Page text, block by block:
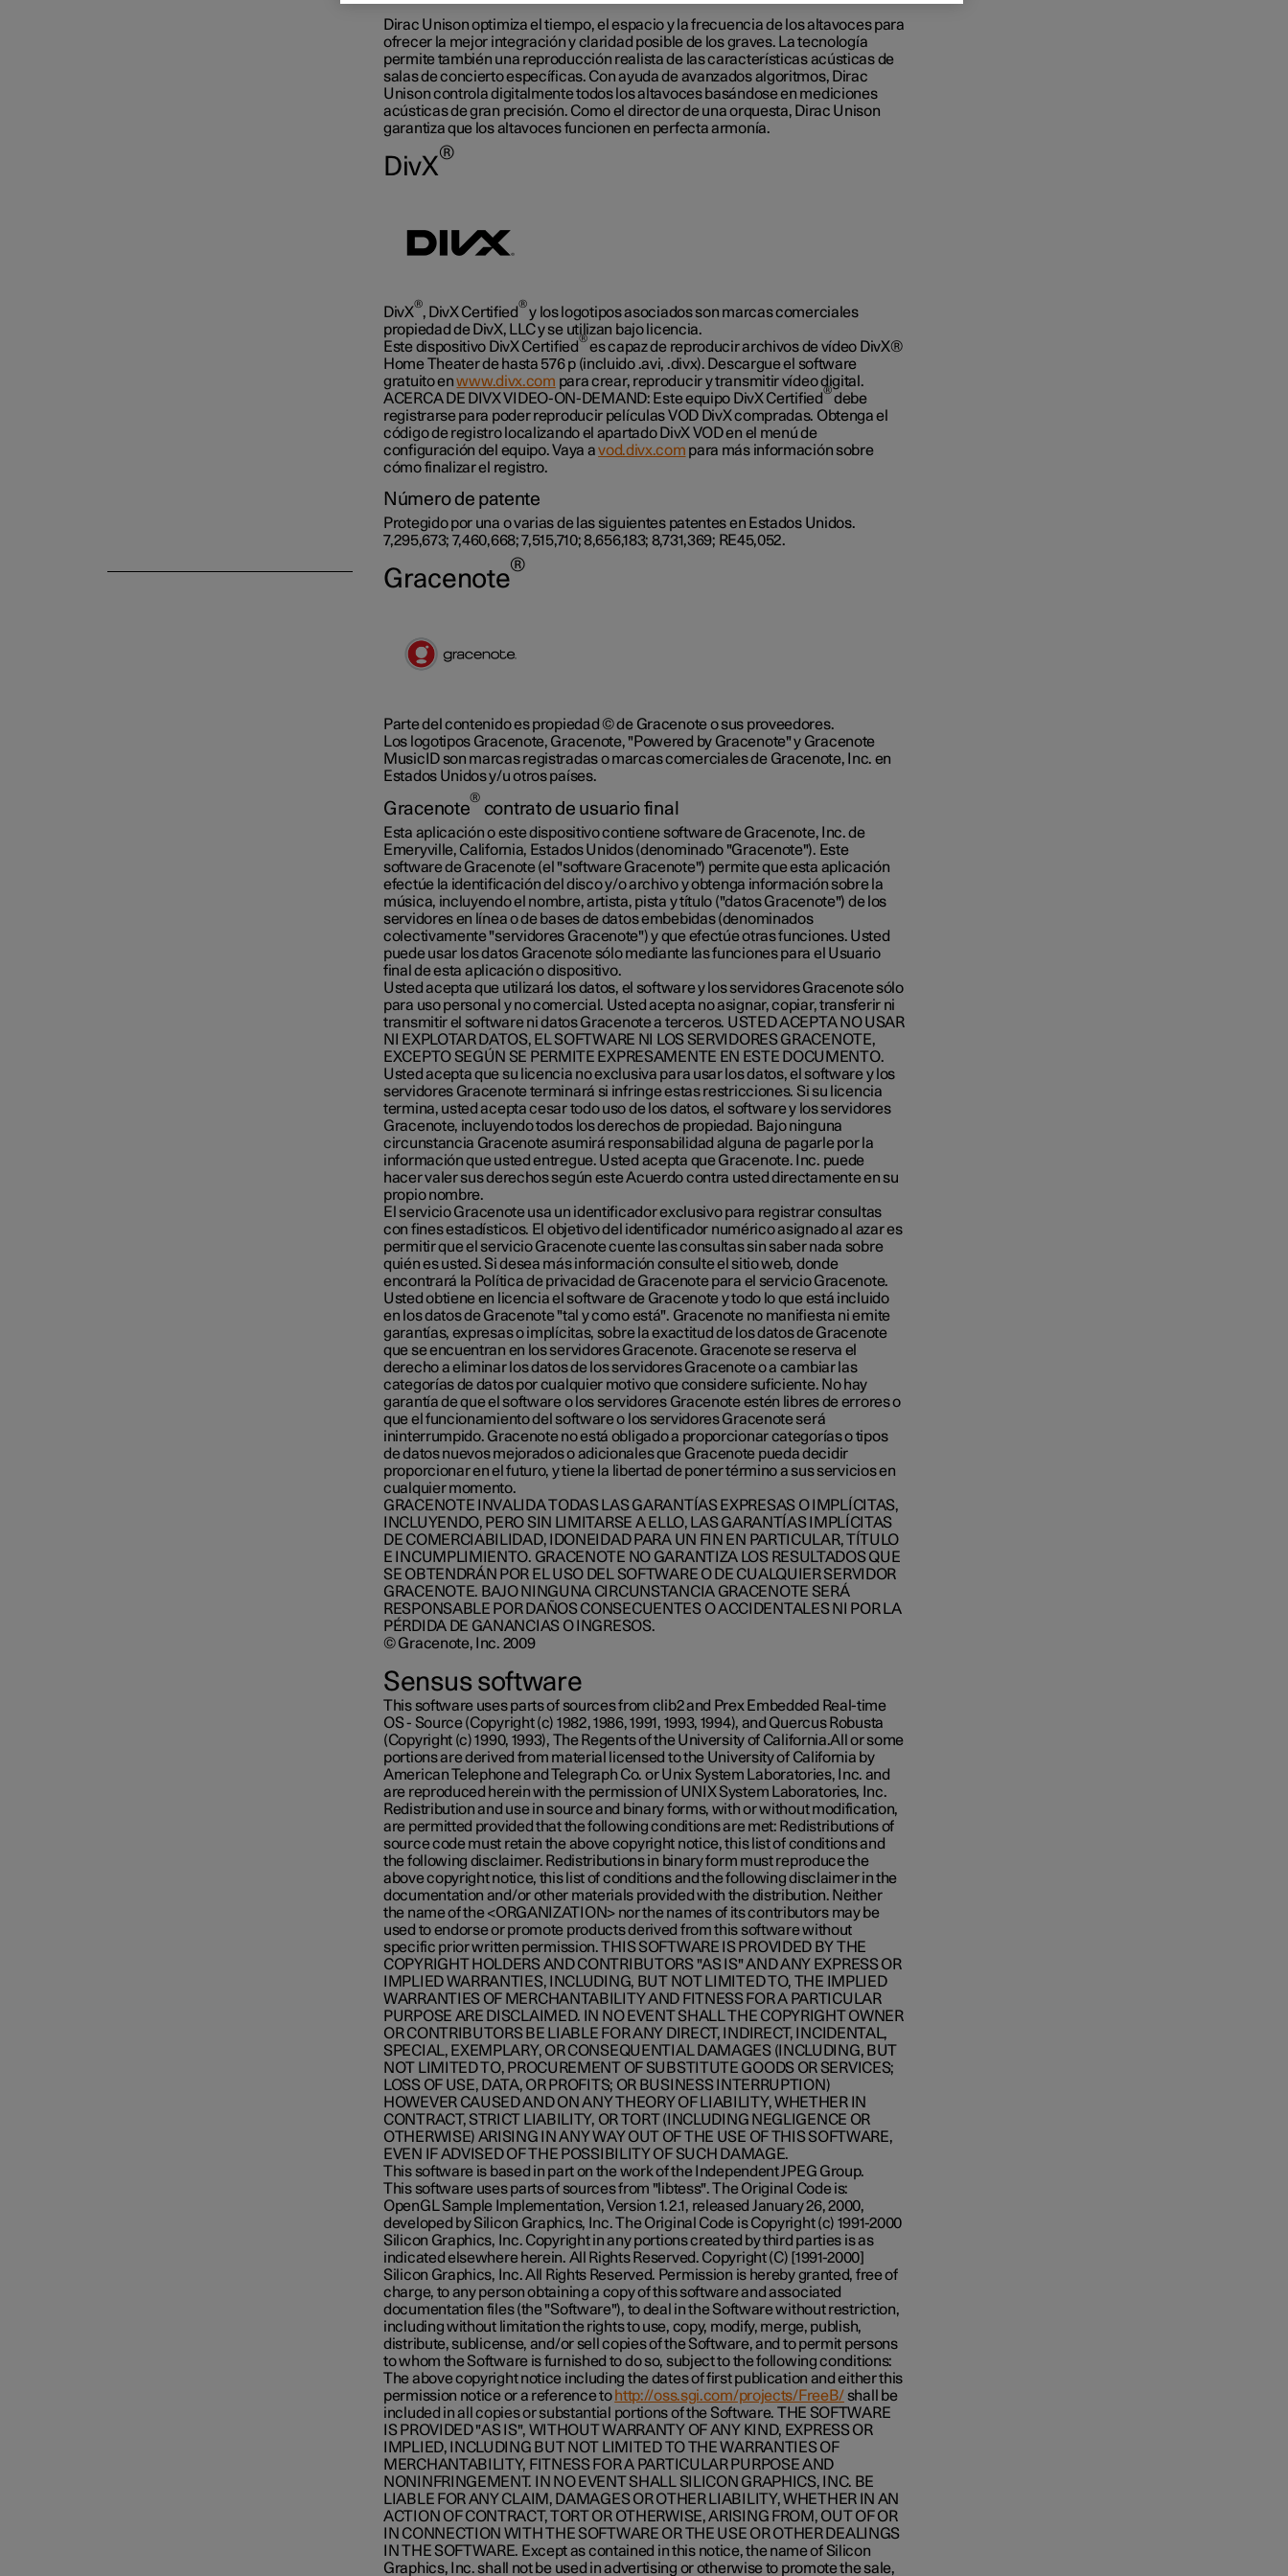
Dirac Unison optimiza el tiempo, el espacio y la frecuencia de los altavoces para
ofrecer la mejor integración y claridad posible de los graves. La tecnología
permite también una reproducción realista de las características acústicas de
salas de concierto específicas. Con ayuda de avanzados algoritmos, Dirac
Unison controla digitalmente todos los altavoces basándose en mediciones
acústicas de gran precisión. Como el director de una orquesta, Dirac Unison
garantiza que los altavoces funcionen en perfecta armonía.
DivX
®
DivX
®
, DivX Certified
®
y los logotipos asociados son marcas comerciales
propiedad de DivX, LLC y se utilizan bajo licencia.
Este dispositivo DivX Certified
®
es capaz de reproducir archivos de vídeo DivX®
Home Theater de hasta 576 p (incluido .avi, .divx). Descargue el software
gratuito enwww.divx.com para crear, reproducir y transmitir vídeo digital.
ACERCA DE DIVX VIDEO-ON-DEMAND: Este equipo DivX Certified
®
debe
registrarse para poder reproducir películas VOD DivX compradas. Obtenga el
código de registro localizando el apartado DivX VOD en el menú de
configuración del equipo. Vaya avod.divx.com para más información sobre
cómo finalizar el registro.
Número de patente
Protegido por una o varias de las siguientes patentes en Estados Unidos.
7,295,673; 7,460,668; 7,515,710; 8,656,183; 8,731,369; RE45,052.
Gracenote
®
Parte del contenido es propiedad © de Gracenote o sus proveedores.
Los logotipos Gracenote, Gracenote, "Powered by Gracenote" y Gracenote
MusicID son marcas registradas o marcas comerciales de Gracenote, Inc. en
Estados Unidos y/u otros países.
Gracenote
®
contrato de usuario final
Esta aplicación o este dispositivo contiene software de Gracenote, Inc. de
Emeryville, California, Estados Unidos (denominado "Gracenote"). Este
software de Gracenote (el "software Gracenote") permite que esta aplicación
efectúe la identificación del disco y/o archivo y obtenga información sobre la
música, incluyendo el nombre, artista, pista y título ("datos Gracenote") de los
servidores en línea o de bases de datos embebidas (denominados
colectivamente "servidores Gracenote") y que efectúe otras funciones. Usted
puede usar los datos Gracenote sólo mediante las funciones para el Usuario
final de esta aplicación o dispositivo.
Usted acepta que utilizará los datos, el software y los servidores Gracenote sólo
para uso personal y no comercial. Usted acepta no asignar, copiar, transferir ni
transmitir el software ni datos Gracenote a terceros. USTED ACEPTA NO USAR
NI EXPLOTAR DATOS, EL SOFTWARE NI LOS SERVIDORES GRACENOTE,
EXCEPTO SEGÚN SE PERMITE EXPRESAMENTE EN ESTE DOCUMENTO.
Usted acepta que su licencia no exclusiva para usar los datos, el software y los
servidores Gracenote terminará si infringe estas restricciones. Si su licencia
termina, usted acepta cesar todo uso de los datos, el software y los servidores
Gracenote, incluyendo todos los derechos de propiedad. Bajo ninguna
circunstancia Gracenote asumirá responsabilidad alguna de pagarle por la
información que usted entregue. Usted acepta que Gracenote. Inc. puede
hacer valer sus derechos según este Acuerdo contra usted directamente en su
propio nombre.
El servicio Gracenote usa un identificador exclusivo para registrar consultas
con fines estadísticos. El objetivo del identificador numérico asignado al azar es
permitir que el servicio Gracenote cuente las consultas sin saber nada sobre
quién es usted. Si desea más información consulte el sitio web, donde
encontrará la Política de privacidad de Gracenote para el servicio Gracenote.
Usted obtiene en licencia el software de Gracenote y todo lo que está incluido
en los datos de Gracenote "tal y como está". Gracenote no manifiesta ni emite
garantías, expresas o implícitas, sobre la exactitud de los datos de Gracenote
que se encuentran en los servidores Gracenote. Gracenote se reserva el
derecho a eliminar los datos de los servidores Gracenote o a cambiar las
categorías de datos por cualquier motivo que considere suficiente. No hay
garantía de que el software o los servidores Gracenote estén libres de errores o
que el funcionamiento del software o los servidores Gracenote será
ininterrumpido. Gracenote no está obligado a proporcionar categorías o tipos
de datos nuevos mejorados o adicionales que Gracenote pueda decidir
proporcionar en el futuro, y tiene la libertad de poner término a sus servicios en
cualquier momento.
GRACENOTE INVALIDA TODAS LAS GARANTÍAS EXPRESAS O IMPLÍCITAS,
INCLUYENDO, PERO SIN LIMITARSE A ELLO, LAS GARANTÍAS IMPLÍCITAS
DE COMERCIABILIDAD, IDONEIDAD PARA UN FIN EN PARTICULAR, TÍTULO
E INCUMPLIMIENTO. GRACENOTE NO GARANTIZA LOS RESULTADOS QUE
SE OBTENDRÁN POR EL USO DEL SOFTWARE O DE CUALQUIER SERVIDOR
GRACENOTE. BAJO NINGUNA CIRCUNSTANCIA GRACENOTE SERÁ
RESPONSABLE POR DAÑOS CONSECUENTES O ACCIDENTALES NI POR LA
PÉRDIDA DE GANANCIAS O INGRESOS.
© Gracenote, Inc. 2009
Sensus software
This software uses parts of sources from clib2 and Prex Embedded Real-time
OS - Source (Copyright (c) 1982, 1986, 1991, 1993, 1994), and Quercus Robusta
(Copyright (c) 1990, 1993), The Regents of the University of California.All or some
portions are derived from material licensed to the University of California by
American Telephone and Telegraph Co. or Unix System Laboratories, Inc. and
are reproduced herein with the permission of UNIX System Laboratories, Inc.
Redistribution and use in source and binary forms, with or without modification,
are permitted provided that the following conditions are met: Redistributions of
source code must retain the above copyright notice, this list of conditions and
the following disclaimer. Redistributions in binary form must reproduce the
above copyright notice, this list of conditions and the following disclaimer in the
documentation and/or other materials provided with the distribution. Neither
the name of the <ORGANIZATION> nor the names of its contributors may be
used to endorse or promote products derived from this software without
specific prior written permission. THIS SOFTWARE IS PROVIDED BY THE
COPYRIGHT HOLDERS AND CONTRIBUTORS "AS IS" AND ANY EXPRESS OR
IMPLIED WARRANTIES, INCLUDING, BUT NOT LIMITED TO, THE IMPLIED
WARRANTIES OF MERCHANTABILITY AND FITNESS FOR A PARTICULAR
PURPOSE ARE DISCLAIMED. IN NO EVENT SHALL THE COPYRIGHT OWNER
OR CONTRIBUTORS BE LIABLE FOR ANY DIRECT, INDIRECT, INCIDENTAL,
SPECIAL, EXEMPLARY, OR CONSEQUENTIAL DAMAGES (INCLUDING, BUT
NOT LIMITED TO, PROCUREMENT OF SUBSTITUTE GOODS OR SERVICES;
LOSS OF USE, DATA, OR PROFITS; OR BUSINESS INTERRUPTION)
HOWEVER CAUSED AND ON ANY THEORY OF LIABILITY, WHETHER IN
CONTRACT, STRICT LIABILITY, OR TORT (INCLUDING NEGLIGENCE OR
OTHERWISE) ARISING IN ANY WAY OUT OF THE USE OF THIS SOFTWARE,
EVEN IF ADVISED OF THE POSSIBILITY OF SUCH DAMAGE.
This software is based in part on the work of the Independent JPEG Group.
This software uses parts of sources from "libtess". The Original Code is:
OpenGL Sample Implementation, Version 1.2.1, released January 26, 2000,
developed by Silicon Graphics, Inc. The Original Code is Copyright (c) 1991-2000
Silicon Graphics, Inc. Copyright in any portions created by third parties is as
indicated elsewhere herein. All Rights Reserved. Copyright (C) [1991-2000]
Silicon Graphics, Inc. All Rights Reserved. Permission is hereby granted, free of
charge, to any person obtaining a copy of this software and associated
documentation files (the "Software"), to deal in the Software without restriction,
including without limitation the rights to use, copy, modify, merge, publish,
distribute, sublicense, and/or sell copies of the Software, and to permit persons
to whom the Software is furnished to do so, subject to the following conditions:
The above copyright notice including the dates of first publication and either this
permission notice or a reference to http://oss.sgi.com/projects/FreeB/shall be
included in all copies or substantial portions of the Software. THE SOFTWARE
IS PROVIDED "AS IS", WITHOUT WARRANTY OF ANY KIND, EXPRESS OR
IMPLIED, INCLUDING BUT NOT LIMITED TO THE WARRANTIES OF
MERCHANTABILITY, FITNESS FOR A PARTICULAR PURPOSE AND
NONINFRINGEMENT. IN NO EVENT SHALL SILICON GRAPHICS, INC. BE
LIABLE FOR ANY CLAIM, DAMAGES OR OTHER LIABILITY, WHETHER IN AN
ACTION OF CONTRACT, TORT OR OTHERWISE, ARISING FROM, OUT OF OR
IN CONNECTION WITH THE SOFTWARE OR THE USE OR OTHER DEALINGS
IN THE SOFTWARE. Except as contained in this notice, the name of Silicon
Graphics, Inc. shall not be used in advertising or otherwise to promote the sale,